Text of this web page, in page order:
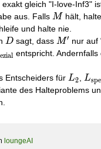
exakt gleich "I-love-Inf3"
aus. Falls M
M hält,
und halte nie.
D
D sagt, dass M'
M′ nur auf
entspricht. Andernfalls
Entscheiders für L_{2}
L2 L
des Halteproblems
loungeAI